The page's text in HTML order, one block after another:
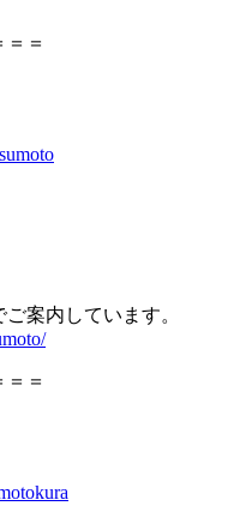
＝
ご案内しています。
＝